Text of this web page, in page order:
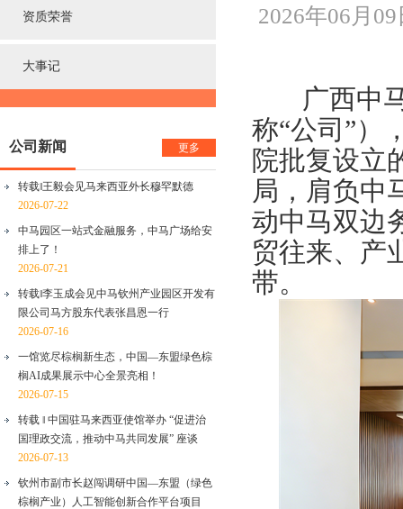
资质荣誉
大事记
公司新闻 更多
转载‖王毅会见马来西亚外长穆罕默德
2026-07-22
中马园区一站式金融服务，中马广场给安
排上了！
2026-07-21
转载‖李玉成会见中马钦州产业园区开发有
限公司马方股东代表张昌恩一行
2026-07-16
一馆览尽棕榈新生态，中国—东盟绿色棕
榈AI成果展示中心全景亮相！
2026-07-15
转载 ‖ 中国驻马来西亚使馆举办 “促进治
国理政交流，推动中马共同发展” 座谈
2026-07-13
钦州市副市长赵闯调研中国—东盟（绿色
棕榈产业）人工智能创新合作平台项目
2026年06月
广西中马
称“公司”）
院批复设立
局，肩负中
动中马双边
贸往来、产
带。